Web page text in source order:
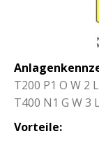
T200 P1 O W 2
T400 N1 G W 3
Vorteile: